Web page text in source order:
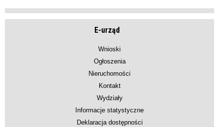
E-urząd
Wnioski
Ogłoszenia
Nieruchomości
Kontakt
Wydziały
Informacje statystyczne
Deklaracja dostępności